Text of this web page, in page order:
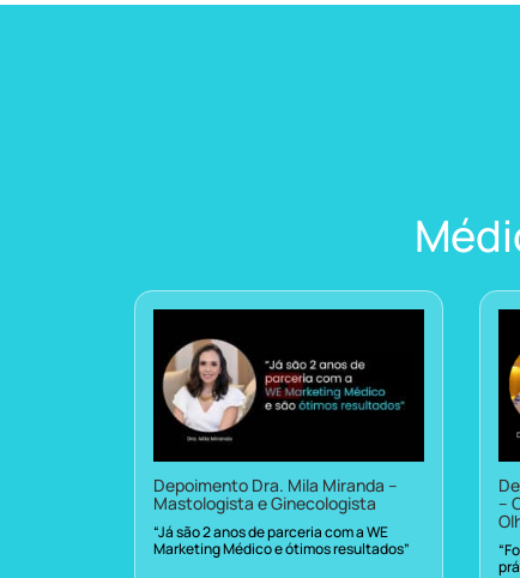
Depoimento Dra. Mila Miranda –
Mastologista e Ginecologista
“Já são 2 anos de parceria com a WE
Marketing Médico e ótimos resultados”
–